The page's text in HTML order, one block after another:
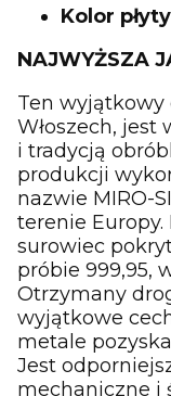
Kolor
NAJWYŻSZA
Ten
Włoszech,
i tradycją
produkcji
nazwie MIRO-
terenie Europy.
surowiec
próbie 999,95,
Otrzymany
wyjątkowe
metale
Jest
mechaniczne i